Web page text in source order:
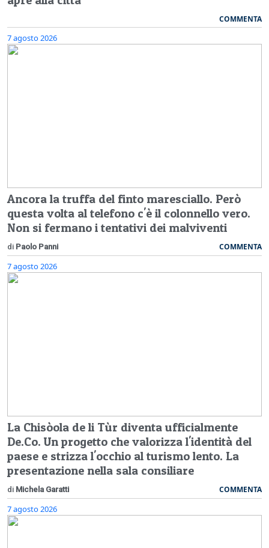
COMMENTA
7 agosto 2026
Ancora la truffa del finto maresciallo. Però
questa volta al telefono c'è il colonnello vero.
Non si fermano i tentativi dei malviventi
di Paolo Panni COMMENTA
7 agosto 2026
La Chisòola de li Tùr diventa ufficialmente
De.Co. Un progetto che valorizza l'identità del
paese e strizza l'occhio al turismo lento. La
presentazione nella sala consiliare
di Michela Garatti COMMENTA
7 agosto 2026